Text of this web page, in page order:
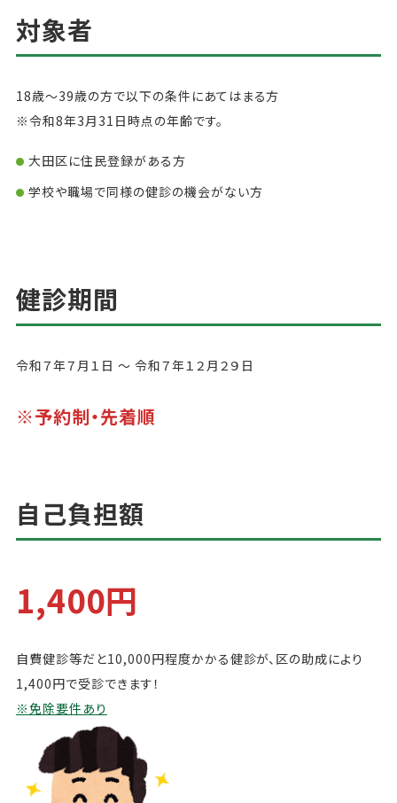
対象者
18歳～39歳の方で以下の条件にあてはまる方
※令和8年3月31日時点の年齢です。
大田区に住民登録がある方
学校や職場で同様の健診の機会がない方
健診期間
令和７年７月１日 ～ 令和７年１２月２９日
※予約制・先着順
自己負担額
1,400円
自費健診等だと10,000円程度かかる健診が、区の助成により
1,400円で受診できます！
※免除要件あり